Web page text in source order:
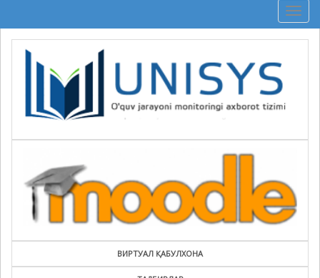
ВИРТУАЛ ҚАБУЛХОНА